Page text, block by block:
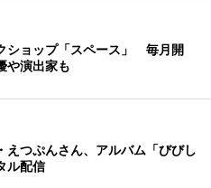
ショップ「スペース」 毎月開
や演出家も
えつぷんさん、アルバム「びびし
ル配信